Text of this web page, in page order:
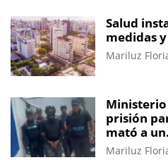
Salud
medidas
Mariluz
prisión
mató a
Mariluz